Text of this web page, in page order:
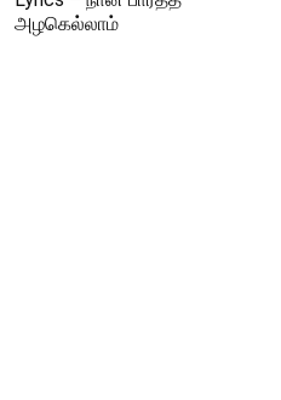
அழகெல்லாம்